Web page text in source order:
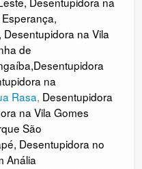
,
, Desentupidora na Vila
de
,Desentupidora
na
Rasa, Desentupidora
na Vila Gomes
São
, Desentupidora no
Anália